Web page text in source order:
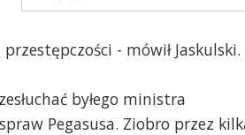
- mówił Jaskulski.
byłego ministra
Pegasusa. Ziobro przez